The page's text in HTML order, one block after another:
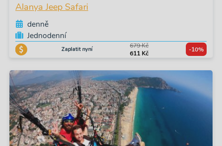
Alanya Jeep Safari
denně
Jednodenní
Zaplatit nyní
679 Kč
611 Kč
-10%